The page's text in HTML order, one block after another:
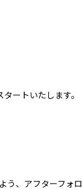
ートいたします。
う、アフターフォ